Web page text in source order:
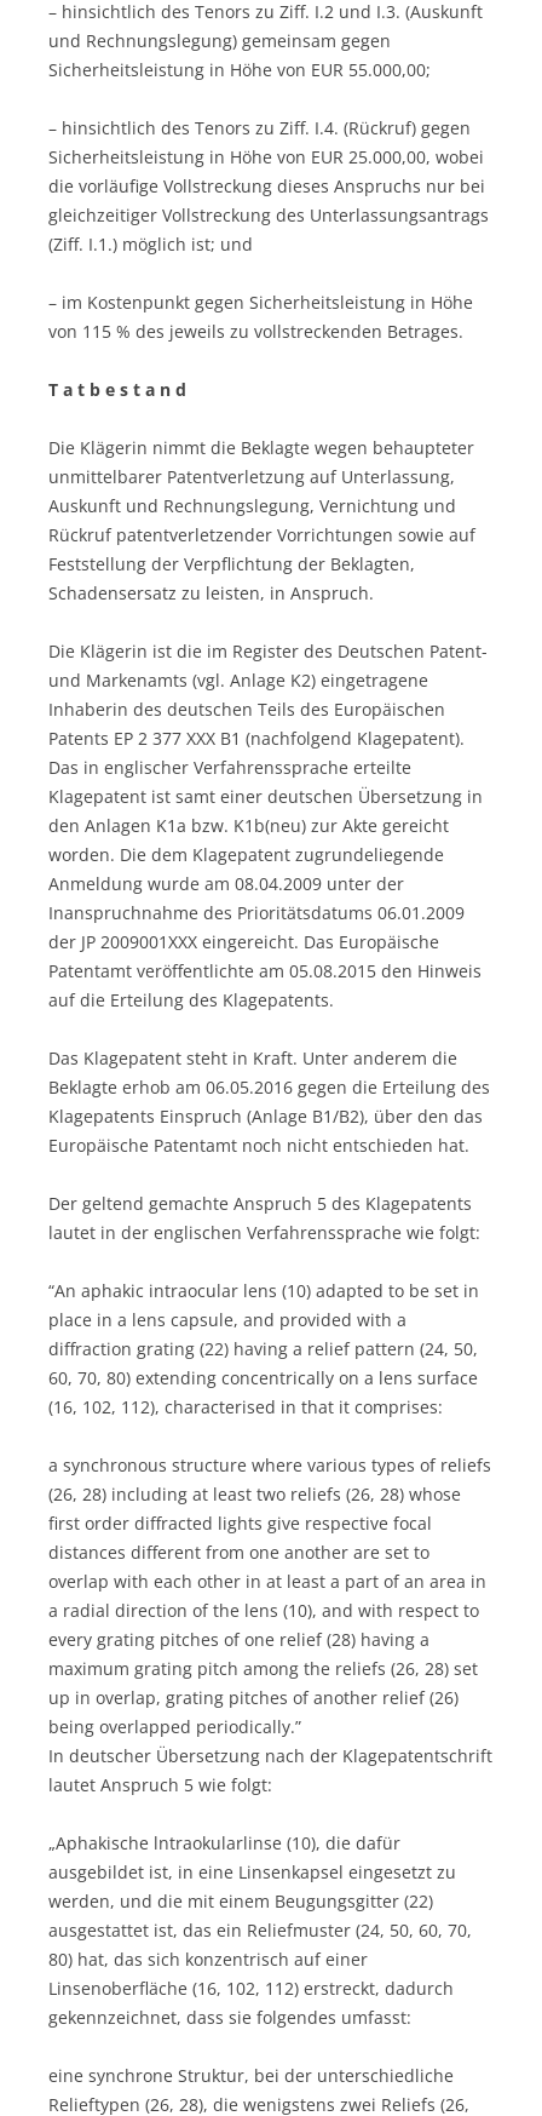
– hinsichtlich des Tenors zu Ziff. I.2 und I.3. (Auskunft
und Rechnungslegung) gemeinsam gegen
Sicherheitsleistung in Höhe von EUR 55.000,00;
– hinsichtlich des Tenors zu Ziff. I.4. (Rückruf) gegen
Sicherheitsleistung in Höhe von EUR 25.000,00, wobei
die vorläufige Vollstreckung dieses Anspruchs nur bei
gleichzeitiger Vollstreckung des Unterlassungsantrags
(Ziff. I.1.) möglich ist; und
– im Kostenpunkt gegen Sicherheitsleistung in Höhe
von 115 % des jeweils zu vollstreckenden Betrages.
T a t b e s t a n d
Die Klägerin nimmt die Beklagte wegen behaupteter
unmittelbarer Patentverletzung auf Unterlassung,
Auskunft und Rechnungslegung, Vernichtung und
Rückruf patentverletzender Vorrichtungen sowie auf
Feststellung der Verpflichtung der Beklagten,
Schadensersatz zu leisten, in Anspruch.
Die Klägerin ist die im Register des Deutschen Patent-
und Markenamts (vgl. Anlage K2) eingetragene
Inhaberin des deutschen Teils des Europäischen
Patents EP 2 377 XXX B1 (nachfolgend Klagepatent).
Das in englischer Verfahrenssprache erteilte
Klagepatent ist samt einer deutschen Übersetzung in
den Anlagen K1a bzw. K1b(neu) zur Akte gereicht
worden. Die dem Klagepatent zugrundeliegende
Anmeldung wurde am 08.04.2009 unter der
Inanspruchnahme des Prioritätsdatums 06.01.2009
der JP 2009001XXX eingereicht. Das Europäische
Patentamt veröffentlichte am 05.08.2015 den Hinweis
auf die Erteilung des Klagepatents.
Das Klagepatent steht in Kraft. Unter anderem die
Beklagte erhob am 06.05.2016 gegen die Erteilung des
Klagepatents Einspruch (Anlage B1/B2), über den das
Europäische Patentamt noch nicht entschieden hat.
Der geltend gemachte Anspruch 5 des Klagepatents
lautet in der englischen Verfahrenssprache wie folgt:
“An aphakic intraocular lens (10) adapted to be set in
place in a lens capsule, and provided with a
diffraction grating (22) having a relief pattern (24, 50,
60, 70, 80) extending concentrically on a lens surface
(16, 102, 112), characterised in that it comprises:
a synchronous structure where various types of reliefs
(26, 28) including at least two reliefs (26, 28) whose
first order diffracted lights give respective focal
distances different from one another are set to
overlap with each other in at least a part of an area in
a radial direction of the lens (10), and with respect to
every grating pitches of one relief (28) having a
maximum grating pitch among the reliefs (26, 28) set
up in overlap, grating pitches of another relief (26)
being overlapped periodically.”
In deutscher Übersetzung nach der Klagepatentschrift
lautet Anspruch 5 wie folgt:
„Aphakische lntraokularlinse (10), die dafür
ausgebildet ist, in eine Linsenkapsel eingesetzt zu
werden, und die mit einem Beugungsgitter (22)
ausgestattet ist, das ein Reliefmuster (24, 50, 60, 70,
80) hat, das sich konzentrisch auf einer
Linsenoberfläche (16, 102, 112) erstreckt, dadurch
gekennzeichnet, dass sie folgendes umfasst:
eine synchrone Struktur, bei der unterschiedliche
Relieftypen (26, 28), die wenigstens zwei Reliefs (26,